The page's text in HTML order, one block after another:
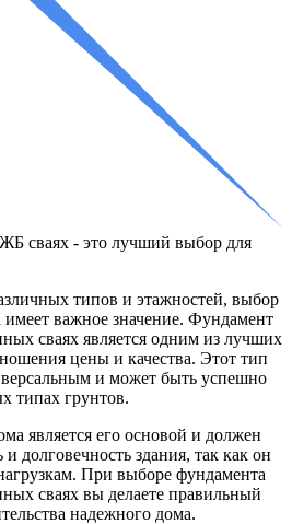
сваях - это лучший выбор для
типов и этажностей, выбор
важное значение. Фундамент
сваях является одним из лучших
цены и качества. Этот тип
и может быть успешно
типах грунтов.
является его основой и должен
долговечность здания, так как он
При выборе фундамента
сваях вы делаете правильный
надежного дома.